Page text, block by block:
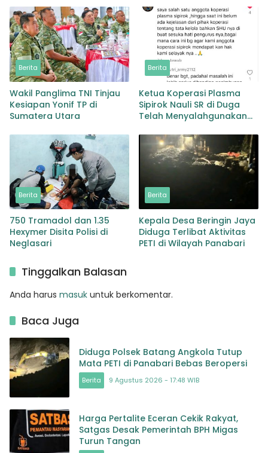
Berita
Wakil Panglima TNI Tinjau
Kesiapan Yonif TP di
Sumatera Utara
Berita
Ketua Koperasi Plasma
Sipirok Nauli SR di Duga
Telah Menyalahgunakan
Berita
750 Tramadol dan 1.35
Hexymer Disita Polisi di
Neglasari
Berita
Kepala Desa Beringin Jaya
Diduga Terlibat Aktivitas
PETI di Wilayah Panabari
Tinggalkan Balasan
Anda harus masuk untuk berkomentar.
Baca Juga
Diduga Polsek Batang Angkola Tutup
Mata PETI di Panabari Bebas Beropersi
Berita 9 Agustus 2026 - 17:48 WIB
Harga Pertalite Eceran Cekik Rakyat,
Satgas Desak Pemerintah BPH Migas
Turun Tangan